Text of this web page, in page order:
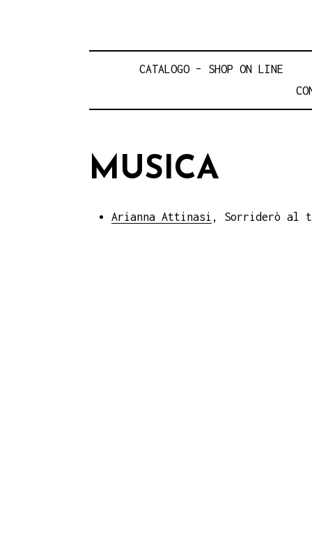
CATALOGO – SHOP ON LINE
MUSICA
Arianna Attinasi , Sorriderò al